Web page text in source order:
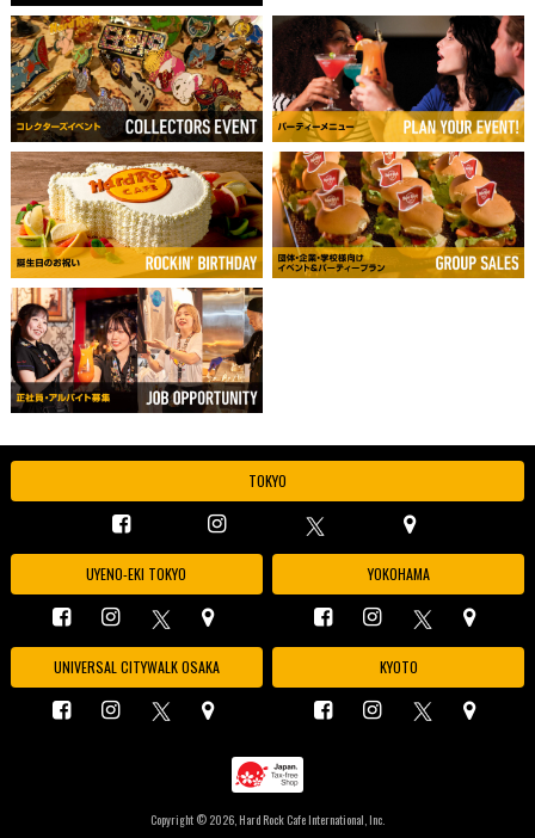
TOKYO
UYENO-EKI TOKYO YOKOHAMA
UNIVERSAL CITYWALK OSAKA KYOTO
Copyright © 2026, Hard Rock Cafe International, Inc.